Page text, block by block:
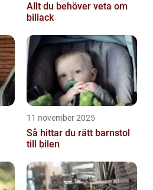
Allt du behöver veta om
billack
11 november 2025
Så hittar du rätt barnstol
till bilen